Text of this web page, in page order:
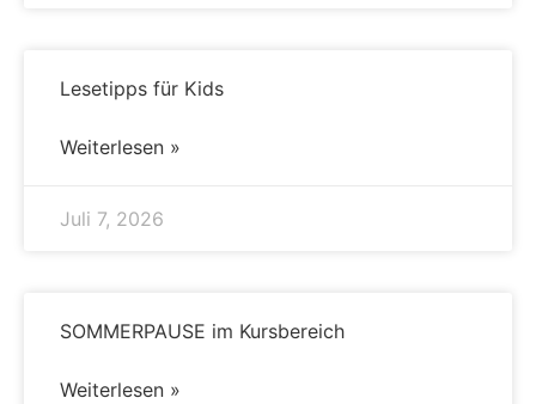
Lesetipps für Kids
Weiterlesen »
Juli 7, 2026
SOMMERPAUSE im Kursbereich
Weiterlesen »